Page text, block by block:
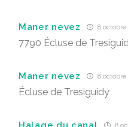
Maner nevez 8 octobre
7790 Écluse de
Maner nevez 8 octobre
Écluse de Tresiguidy